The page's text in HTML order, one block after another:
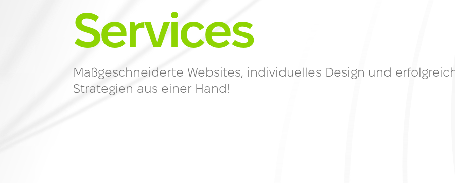
Services
Maßgeschneiderte Websites, individuelles Design und
Strategien aus einer Hand!